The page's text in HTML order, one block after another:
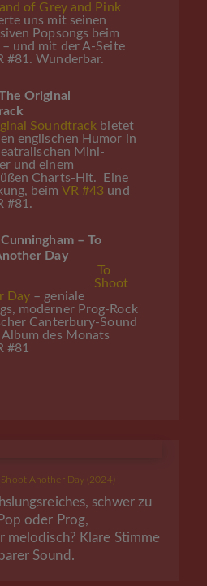
of Grey and Pink
uns mit seinen
Popsongs beim
– und mit der A-Seite
#81. Wunderbar.
Original
Soundtrack bietet
englischen Humor in
Mini-
und einem
Charts-Hit. Eine
beim VR #43 und
#81.
Cunningham – To
Day
To
Shoot
Day – geniale
moderner Prog-Rock
Canterbury-Sound
Album des Monats
#81
Another Day (2024)
schwer zu
oder Prog,
melodisch? Klare Stimme
Sound.